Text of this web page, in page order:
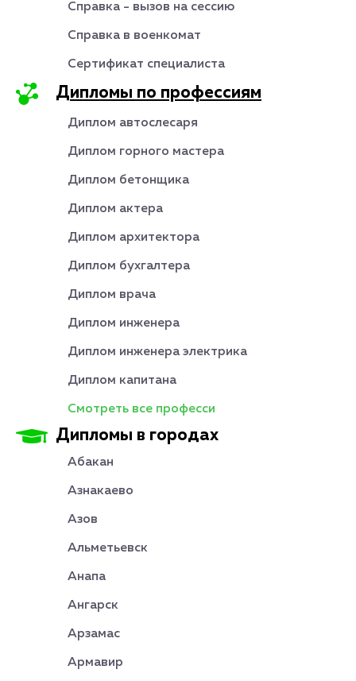
Справка - вызов на сессию
Справка в военкомат
Сертификат специалиста
Дипломы по профессиям
Диплом автослесаря
Диплом горного мастера
Диплом бетонщика
Диплом актера
Диплом архитектора
Диплом бухгалтера
Диплом врача
Диплом инженера
Диплом инженера электрика
Диплом капитана
Смотреть все професси
Дипломы в городах
Абакан
Азнакаево
Азов
Альметьевск
Анапа
Ангарск
Арзамас
Армавир